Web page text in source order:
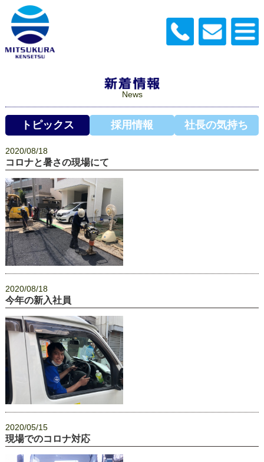
News
トピックス 採用情報 社長の気持ち
2020/08/18
コロナと暑さの現場にて
2020/08/18
今年の新入社員
2020/05/15
現場でのコロナ対応